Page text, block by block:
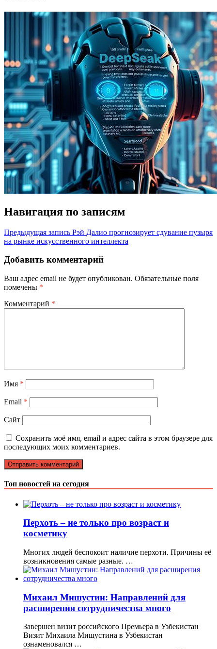
Навигация по записям
Предыдущая запись Рэй Далио прогнозирует сдувание пузыря
на рынке искусственного интеллекта
Добавить комментарий
Ваш адрес email не будет опубликован. Обязательные поля
помечены *
Комментарий *
Имя *
Email *
Сайт
Сохранить моё имя, email и адрес сайта в этом браузере для
последующих моих комментариев.
Топ новостей на сегодня
Перхоть – не только про возраст и
косметику
Многих людей беспокоит наличие перхоти. Причины её
возникновения самые разные. …
Михаил Мишустин: Направлений для
расширения сотрудничества много
Завершен визит российского Премьера в Узбекистан
Визит Михаила Мишустина в Узбекистан
ознаменовался …